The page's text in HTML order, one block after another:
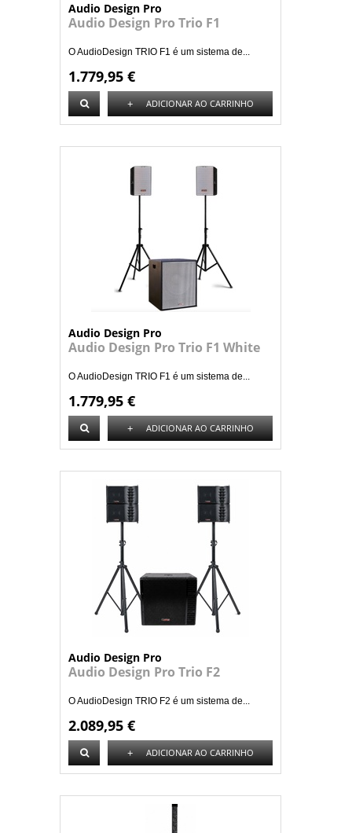
Audio Design Pro
Audio Design Pro Trio F1
O AudioDesign TRIO F1 é um sistema de...
1.779,95 €
+ ADICIONAR AO CARRINHO
Audio Design Pro
Audio Design Pro Trio F1 White
O AudioDesign TRIO F1 é um sistema de...
1.779,95 €
+ ADICIONAR AO CARRINHO
Audio Design Pro
Audio Design Pro Trio F2
O AudioDesign TRIO F2 é um sistema de...
2.089,95 €
+ ADICIONAR AO CARRINHO